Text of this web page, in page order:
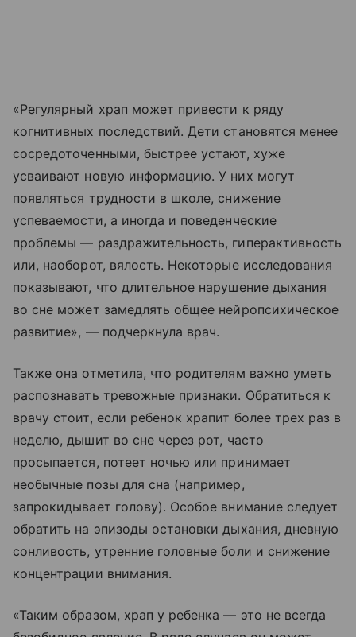
«Регулярный храп может привести к ряду
когнитивных последствий. Дети становятся менее
сосредоточенными, быстрее устают, хуже
усваивают новую информацию. У них могут
появляться трудности в школе, снижение
успеваемости, а иногда и поведенческие
проблемы — раздражительность, гиперактивность
или, наоборот, вялость. Некоторые исследования
показывают, что длительное нарушение дыхания
во сне может замедлять общее нейропсихическое
развитие», — подчеркнула врач.
Также она отметила, что родителям важно уметь
распознавать тревожные признаки. Обратиться к
врачу стоит, если ребенок храпит более трех раз в
неделю, дышит во сне через рот, часто
просыпается, потеет ночью или принимает
необычные позы для сна (например,
запрокидывает голову). Особое внимание следует
обратить на эпизоды остановки дыхания, дневную
сонливость, утренние головные боли и снижение
концентрации внимания.
«Таким образом, храп у ребенка — это не всегда